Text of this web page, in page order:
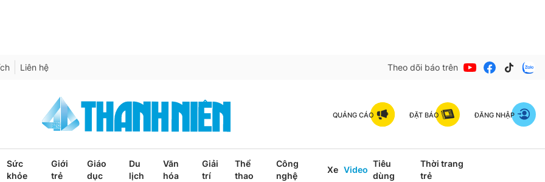
Liên hệ Theo dõi báo trên
QUẢNG CÁO ĐẶT BÁO ĐĂNG NHẬP
Sức
khỏe
Giới
trẻ
Giáo
dục
Du
lịch
Văn
hóa
Giải
trí
Thể
thao
Công
nghệ
Xe Video
Tiêu
dùng
Thời trang
trẻ